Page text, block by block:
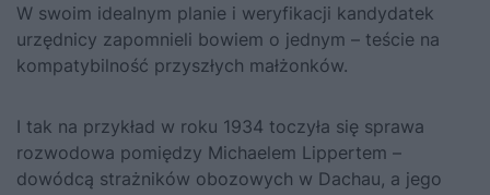
W swoim idealnym planie i weryfikacji kandydatek
urzędnicy zapomnieli bowiem o jednym – teście na
kompatybilność przyszłych małżonków.
I tak na przykład w roku 1934 toczyła się sprawa
rozwodowa pomiędzy Michaelem Lippertem –
dowódcą strażników obozowych w Dachau, a jego